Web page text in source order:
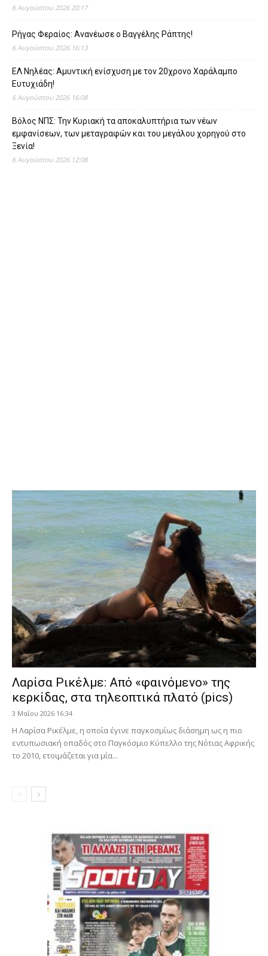
6 Αυγούστου 2026 20:17
Ρήγας Φεραίος: Ανανέωσε ο Βαγγέλης Ράπτης!
6 Αυγούστου 2026 16:13
ΕΛ Νηλέας: Αμυντική ενίσχυση με τον 20χρονο Χαράλαμπο
Ευτυχιάδη!
6 Αυγούστου 2026 16:08
Βόλος ΝΠΣ: Την Κυριακή τα αποκαλυπτήρια των νέων
εμφανίσεων, των μεταγραφών και του μεγάλου χορηγού στο
Ξενία!
6 Αυγούστου 2026 12:08
Λαρίσα Ρικέλμε: Από «φαινόμενο» της
κερκίδας, στα τηλεοπτικά πλατό (pics)
3 Μαΐου 2026 16:34
Η Λαρίσα Ρικέλμε, η οποία έγινε παγκοσμίως διάσημη ως η πιο
εντυπωσιακή οπαδός στο Παγκόσμιο Κύπελλο της Νότιας Αφρικής
το 2010, ετοιμάζεται για μία...